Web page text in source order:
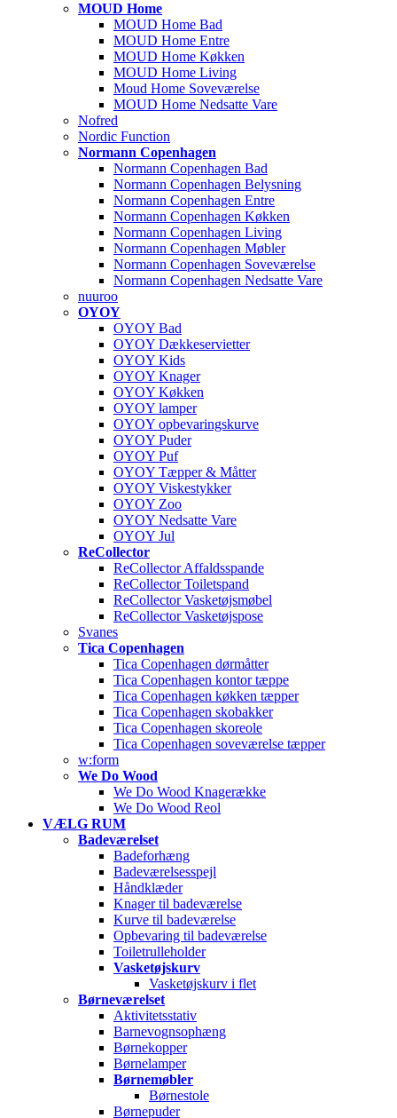
MOUD Home
MOUD Home Bad
MOUD Home Entre
MOUD Home Køkken
MOUD Home Living
Moud Home Soveværelse
MOUD Home Nedsatte Vare
Nofred
Nordic Function
Normann Copenhagen
Normann Copenhagen Bad
Normann Copenhagen Belysning
Normann Copenhagen Entre
Normann Copenhagen Køkken
Normann Copenhagen Living
Normann Copenhagen Møbler
Normann Copenhagen Soveværelse
Normann Copenhagen Nedsatte Vare
nuuroo
OYOY
OYOY Bad
OYOY Dækkeservietter
OYOY Kids
OYOY Knager
OYOY Køkken
OYOY lamper
OYOY opbevaringskurve
OYOY Puder
OYOY Puf
OYOY Tæpper & Måtter
OYOY Viskestykker
OYOY Zoo
OYOY Nedsatte Vare
OYOY Jul
ReCollector
ReCollector Affaldsspande
ReCollector Toiletspand
ReCollector Vasketøjsmøbel
ReCollector Vasketøjspose
Svanes
Tica Copenhagen
Tica Copenhagen dørmåtter
Tica Copenhagen kontor tæppe
Tica Copenhagen køkken tæpper
Tica Copenhagen skobakker
Tica Copenhagen skoreole
Tica Copenhagen soveværelse tæpper
w:form
We Do Wood
We Do Wood Knagerække
We Do Wood Reol
VÆLG RUM
Badeværelset
Badeforhæng
Badeværelsesspejl
Håndklæder
Knager til badeværelse
Kurve til badeværelse
Opbevaring til badeværelse
Toiletrulleholder
Vasketøjskurv
Vasketøjskurv i flet
Børneværelset
Aktivitetsstativ
Barnevognsophæng
Børnekopper
Børnelamper
Børnemøbler
Børnestole
Børnepuder